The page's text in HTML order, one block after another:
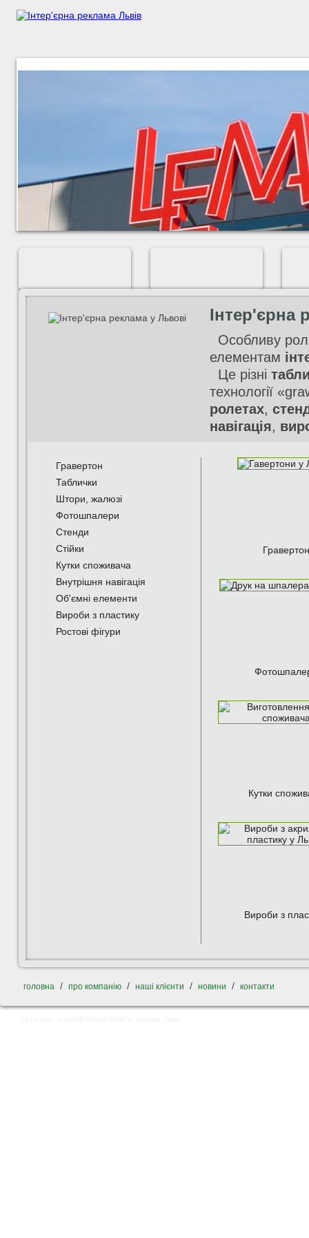
Інтер'єрна
Особливу
елементам
Це різні
технології
ролетах,
навігація,
Гравертон
Таблички
Штори, жалюзі
Фотошпалери
Стенди
Стійки
Кутки споживача
Внутрішня навігація
Об'ємні елементи
Вироби з пластику
Ростові фігури
Гравертон
Кутки
Вироби з
головна / про компанію / наші клієнти / новини / контакти